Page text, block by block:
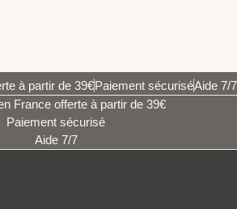
à partir de 39€Paiement sécuriséAide 7/7
France offerte à partir de 39€
Paiement sécurisé
Aide 7/7